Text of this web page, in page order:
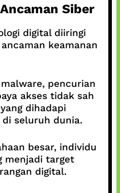
Siber
digital diiringi
keamanan
pencurian
akses tidak sah
dihadapi
di seluruh dunia.
besar, individu
menjadi target
digital.